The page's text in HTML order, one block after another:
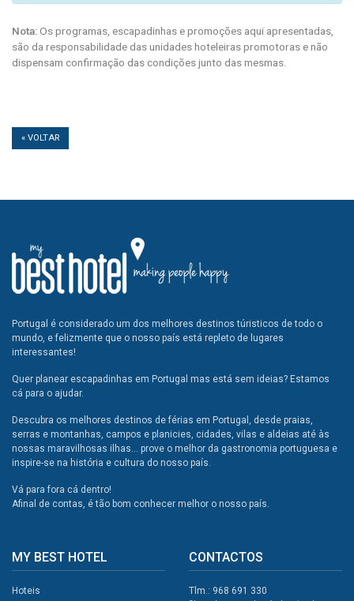
Nota:Os programas, escapadinhas e promoções aqui apresentadas,
são da responsabilidade das unidades hoteleiras promotoras e não
dispensam confirmação das condições junto das mesmas.
« VOLTAR
Portugal é considerado um dos melhores destinos túristicos de todo o
mundo, e felizmente que o nosso país está repleto de lugares
interessantes!
Quer planear escapadinhas em Portugal mas está sem ideias? Estamos
cá para o ajudar.
Descubra os melhores destinos de férias em Portugal, desde praias,
serras e montanhas, campos e planicies, cidades, vilas e aldeias até às
nossas maravilhosas ilhas... prove o melhor da gastronomia portuguesa e
inspire-se na história e cultura do nosso país.
Vá para fora cá dentro!
Afinal de contas, é tão bom conhecer melhor o nosso país.
MY BEST HOTEL
Hoteis
CONTACTOS
Tlm.: 968 691 330